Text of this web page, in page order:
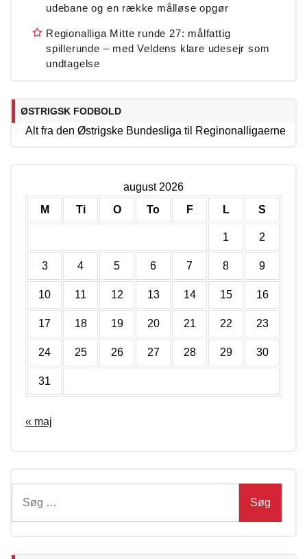
udebane og en række målløse opgør
Regionalliga Mitte runde 27: målfattig
spillerunde – med Veldens klare udesejr som
undtagelse
ØSTRIGSK FODBOLD
Alt fra den Østrigske Bundesliga til Reginonalligaerne
august 2026
M
Ti O To F L S
1 2
3 4 5 6 7 8 9
10 11 12 13 14 15 16
17 18 19 20 21 22 23
24 25 26 27 28 29 30
31
« maj
efter: